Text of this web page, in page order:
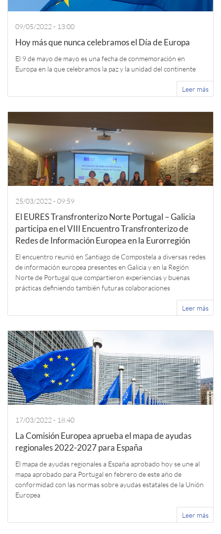
09/05/2022 - 13:00
Hoy más que nunca celebramos el Día de Europa
El 9 de mayo de mayo es una fecha de conmemoración en
Europa en la que celebramos la paz y la unidad del continente
Leer más
25/03/2022 - 09:59
El EURES Transfronterizo Norte Portugal – Galicia
participa en el VIII Encuentro Transfronterizo de
Redes de Información Europea en la Eurorregión
El encuentro reunió en Santiago de Compostela a diversas redes
de información europea presentes en Galicia y en la Región
Norte de Portugal que compartieron experiencias y buenas
prácticas definiendo también futuras colaboraciones
Leer más
17/03/2022 - 18:40
La Comisión Europea aprueba el mapa de ayudas
regionales 2022-2027 para España
El mapa de ayudas regionales a España aprobado hoy se une al
mapa aprobado para Portugal en febrero de este año de
conformidad con las normas sobre ayudas estatales de la Unión
Europea
Leer más